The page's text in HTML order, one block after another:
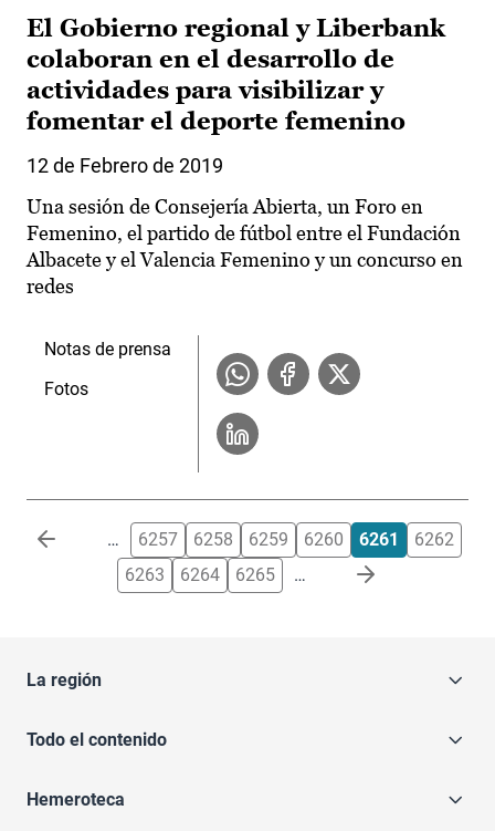
El Gobierno regional y Liberbank
colaboran en el desarrollo de
actividades para visibilizar y
fomentar el deporte femenino
12 de Febrero de 2019
Una sesión de Consejería Abierta, un Foro en
Femenino, el partido de fútbol entre el Fundación
Albacete y el Valencia Femenino y un concurso en
redes
Notas de prensa
Fotos
Paginación … 6257 6258 6259 6260 6261
6262
6263
6264 6265 …
La región
Todo el contenido
Hemeroteca